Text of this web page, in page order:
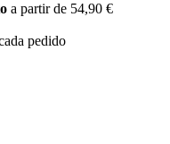
a partir de 54,90 €
pedido